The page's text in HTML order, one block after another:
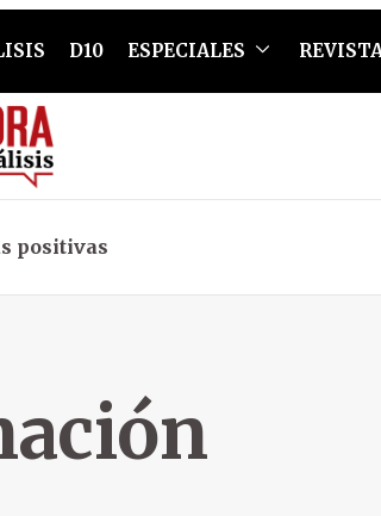
D10 ESPECIALES
positivas